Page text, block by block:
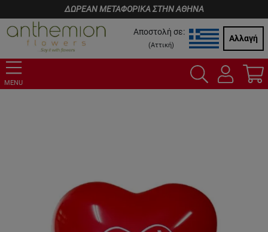
ΔΩΡΕΑΝ ΜΕΤΑΦΟΡΙΚΑ ΣΤΗΝ ΑΘΗΝΑ
Αποστολή σε:
(Αττική)
Αλλαγή
MENU